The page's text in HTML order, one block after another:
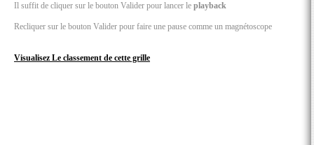
Il suffit de cliquer sur le bouton Valider pour lancer le playback
Recliquer sur le bouton Valider pour faire une pause comme un magnétoscope
Visualisez Le classement de cette grille